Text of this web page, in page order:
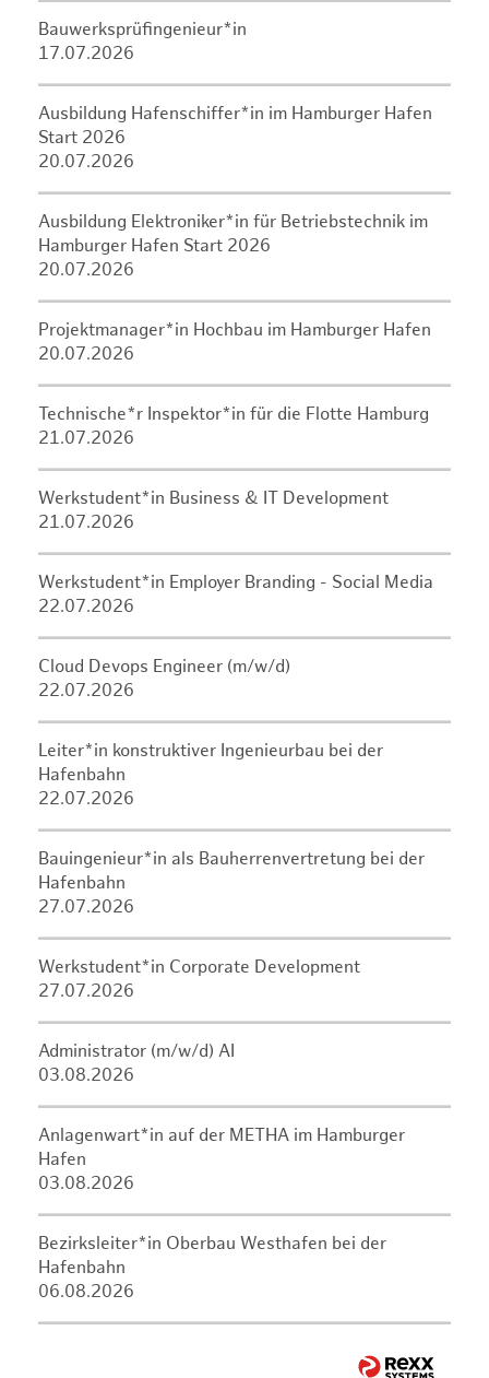
Bauwerksprüfingenieur*in
17.07.2026
Ausbildung Hafenschiffer*in im Hamburger Hafen
Start 2026
20.07.2026
Ausbildung Elektroniker*in für Betriebstechnik im
Hamburger Hafen Start 2026
20.07.2026
Projektmanager*in Hochbau im Hamburger Hafen
20.07.2026
Technische*r Inspektor*in für die Flotte Hamburg
21.07.2026
Werkstudent*in Business & IT Development
21.07.2026
Werkstudent*in Employer Branding - Social Media
22.07.2026
Cloud Devops Engineer (m/w/d)
22.07.2026
Leiter*in konstruktiver Ingenieurbau bei der
Hafenbahn
22.07.2026
Bauingenieur*in als Bauherrenvertretung bei der
Hafenbahn
27.07.2026
Werkstudent*in Corporate Development
27.07.2026
Administrator (m/w/d) AI
03.08.2026
Anlagenwart*in auf der METHA im Hamburger
Hafen
03.08.2026
Bezirksleiter*in Oberbau Westhafen bei der
Hafenbahn
06.08.2026